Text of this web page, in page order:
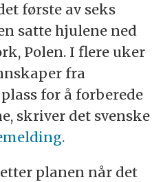
av kunstig
av en journalist.
første av seks
satte hjulene ned
Polen. I flere uker
fra
for å forberede
skriver det svenske
planen når det